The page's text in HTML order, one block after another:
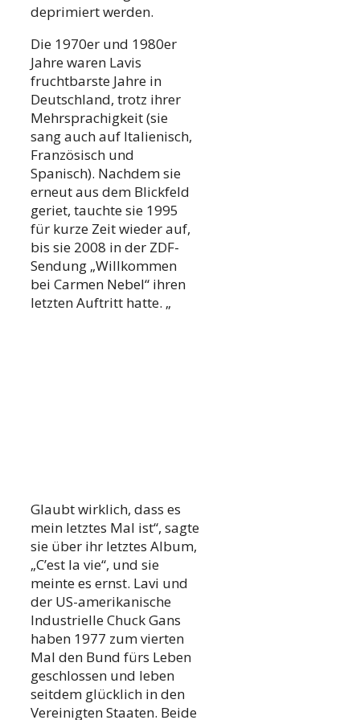
deprimiert werden.
Die 1970er und 1980er
Jahre waren Lavis
fruchtbarste Jahre in
Deutschland, trotz ihrer
Mehrsprachigkeit (sie
sang auch auf Italienisch,
Französisch und
Spanisch). Nachdem sie
erneut aus dem Blickfeld
geriet, tauchte sie 1995
für kurze Zeit wieder auf,
bis sie 2008 in der ZDF-
Sendung „Willkommen
bei Carmen Nebel“ ihren
letzten Auftritt hatte. „
Glaubt wirklich, dass es
mein letztes Mal ist“, sagte
sie über ihr letztes Album,
„C’est la vie“, und sie
meinte es ernst. Lavi und
der US-amerikanische
Industrielle Chuck Gans
haben 1977 zum vierten
Mal den Bund fürs Leben
geschlossen und leben
seitdem glücklich in den
Vereinigten Staaten. Beide